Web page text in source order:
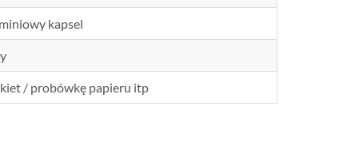
kapsel
/ probówkę papieru itp